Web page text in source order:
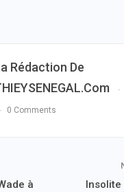
Rédaction De
0 Comments
à
Insolite